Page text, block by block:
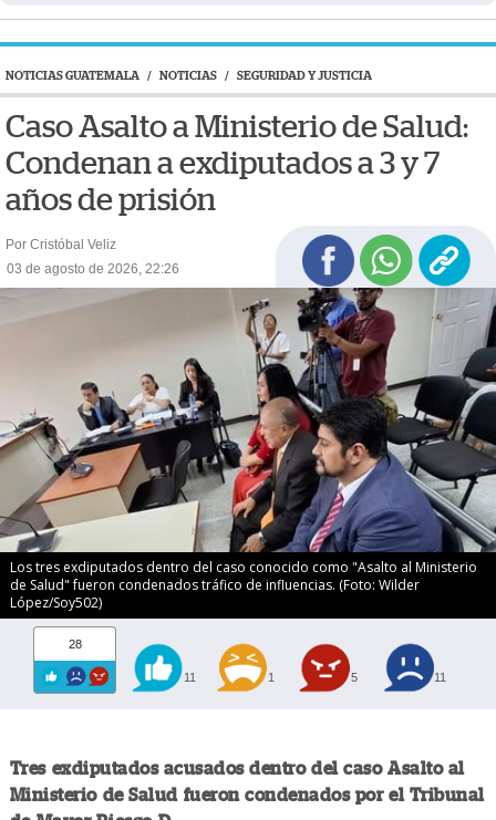
NOTICIAS GUATEMALA / NOTICIAS / SEGURIDAD Y JUSTICIA
Caso Asalto a Ministerio de Salud:
Condenan a exdiputados a 3 y 7
años de prisión
Por Cristóbal Veliz
03 de agosto de 2026, 22:26
Los tres exdiputados dentro del caso conocido como "Asalto al Ministerio
de Salud" fueron condenados tráfico de influencias. (Foto: Wilder
López/Soy502)
28
11 1 5 11
Tres exdiputados acusados dentro del caso Asalto al
Ministerio de Salud fueron condenados por el Tribunal